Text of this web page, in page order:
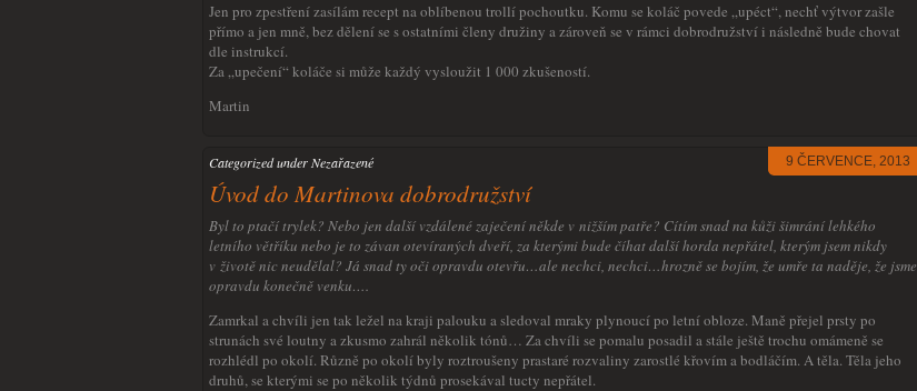
Jen pro zpestření zasílám recept na oblíbenou trollí pochoutku. Komu se koláč povede „upéct“, nechť výtvor zašle
přímo a jen mně, bez dělení se s ostatními členy družiny a zároveň se v rámci dobrodružství i následně bude chovat
dle instrukcí.
Za „upečení“ koláče si může každý vysloužit 1 000 zkušeností.
Martin
9 ČERVENCE, 2013
Categorized under Nezařazené
Úvod do Martinova dobrodružství
Byl to ptačí trylek? Nebo jen další vzdálené zaječení někde v nižším patře? Cítím snad na kůži šimrání lehkého
letního větříku nebo je to závan otevíraných dveří, za kterými bude číhat další horda nepřátel, kterým jsem nikdy
v životě nic neudělal? Já snad ty oči opravdu otevřu…ale nechci, nechci…hrozně se bojím, že umře ta naděje, že jsme
opravdu konečně venku….
Zamrkal a chvíli jen tak ležel na kraji palouku a sledoval mraky plynoucí po letní obloze. Maně přejel prsty po
strunách své loutny a zkusmo zahrál několik tónů… Za chvíli se pomalu posadil a stále ještě trochu omámeně se
rozhlédl po okolí. Různě po okolí byly roztroušeny prastaré rozvaliny zarostlé křovím a bodláčím. A těla. Těla jeho
druhů, se kterými se po několik týdnů prosekával tucty nepřátel.